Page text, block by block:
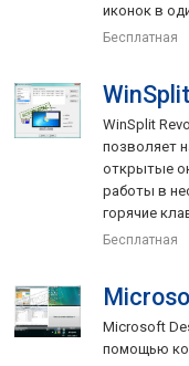
иконок в
Бесплатная
WinSplit
позволяет
открытые
работы в
горячие
Бесплатная
Microsoft
помощью